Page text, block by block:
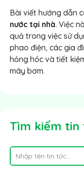
Bài viết hướng dẫn
nước tại nhà. Việc
quả trong việc sử
phao điện, các gia
hỏng hóc và tiết
máy bơm.
Tìm kiếm tin